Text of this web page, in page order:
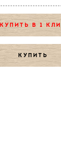
КУПИТЬ В 1
КУПИТЬ